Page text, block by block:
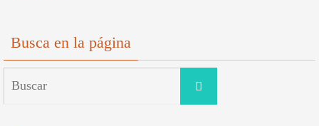
Busca en la página
Buscar